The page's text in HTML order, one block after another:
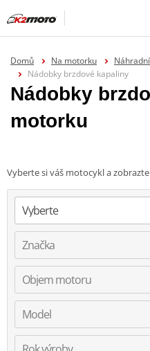
Domů Na motorku
Nádobky brzdové kapaliny
Nádobky
motorku
Vyberte si váš motocykl a